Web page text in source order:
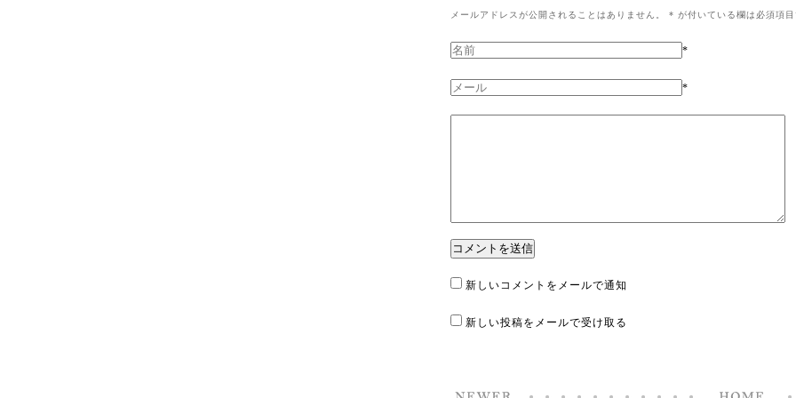
メールアドレスが公開されることはありません。 * が付いている欄は必須項
*
*
新しいコメントをメールで通知
新しい投稿をメールで受け取る